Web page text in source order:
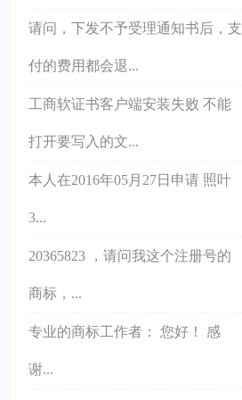
请问，下发不予受理通知书后，支
付的费用都会退...
工商软证书客户端安装失败 不能
打开要写入的文...
本人在2016年05月27日申请 照叶
3...
20365823 ，请问我这个注册号的
商标，...
专业的商标工作者： 您好！ 感
谢...